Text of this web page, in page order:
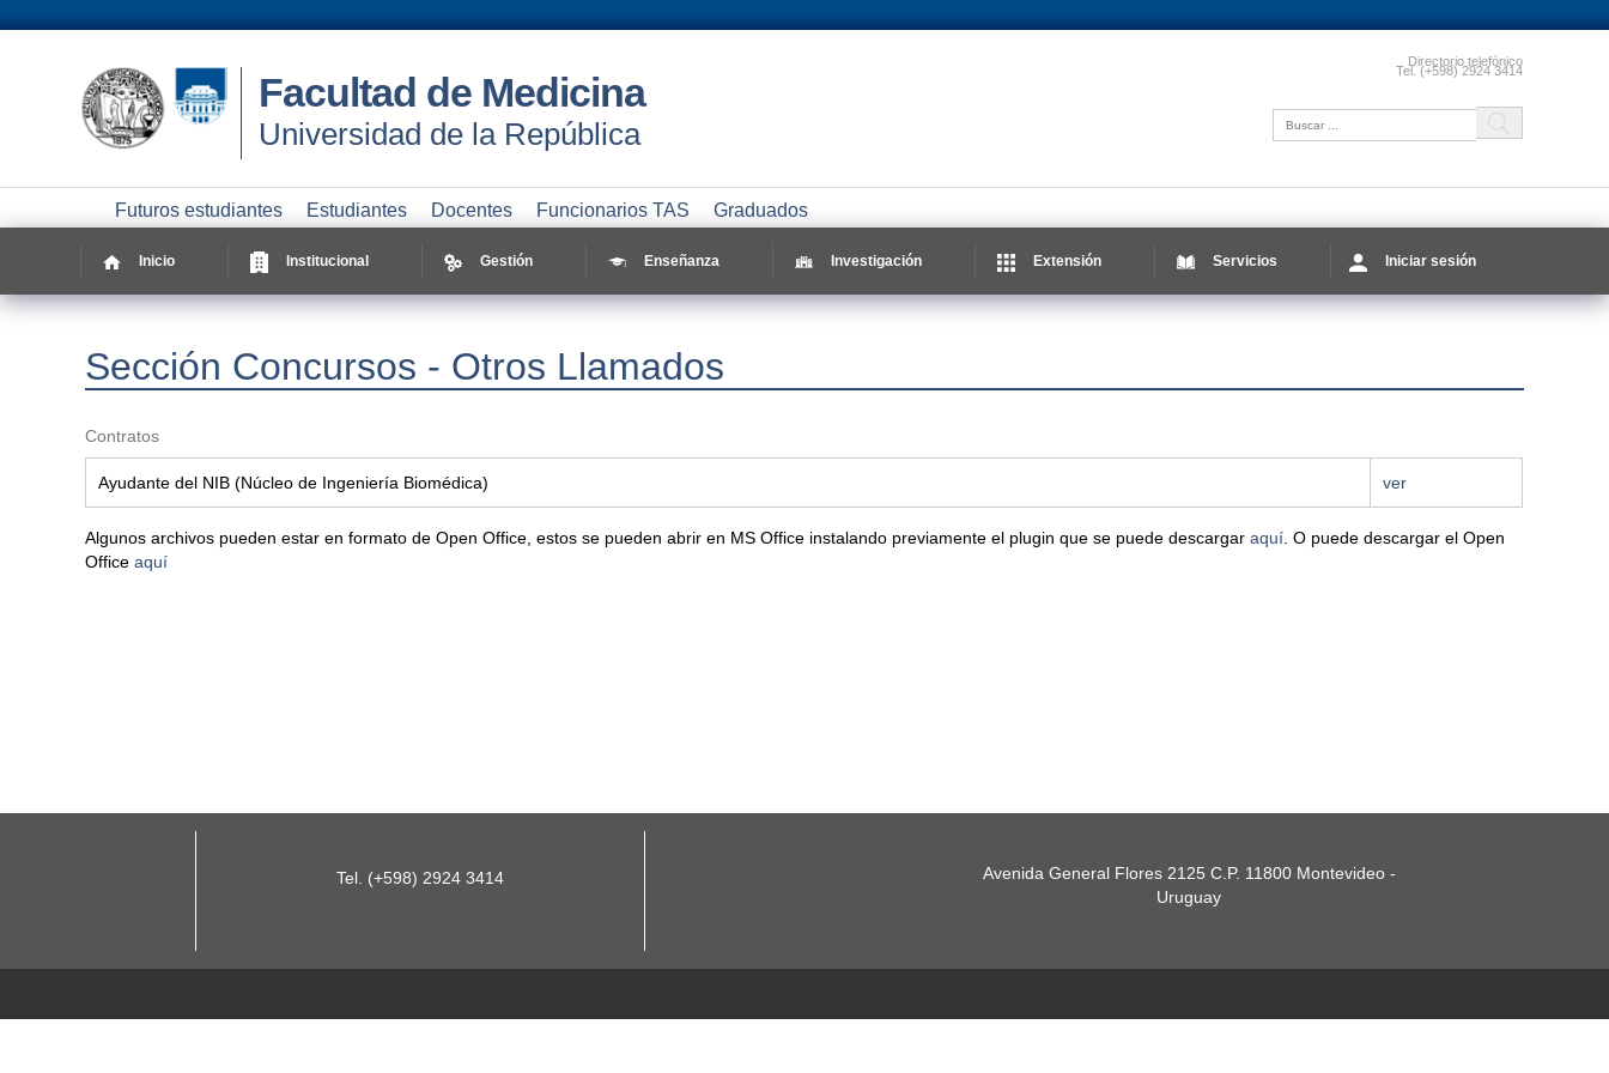
Directorio telefónico
Tel. (+598) 2924 3414
Facultad de Medicina
Universidad de la República
Futuros estudiantes Estudiantes Docentes Funcionarios TAS Graduados
Inicio Institucional Gestión Enseñanza Investigación Extensión Servicios Iniciar sesión
Sección Concursos - Otros Llamados
Contratos
Ayudante del NIB (Núcleo de Ingeniería Biomédica) ver
Algunos archivos pueden estar en formato de Open Office, estos se pueden abrir en MS Office instalando previamente el plugin que se puede descargaraquí . O puede descargar el Open
Officeaquí
Avenida General Flores 2125 C.P. 11800 Montevideo -
Uruguay
Tel. (+598) 2924 3414